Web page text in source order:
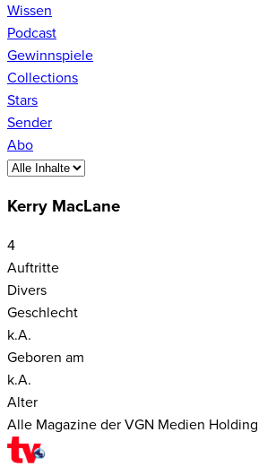
Wissen
Podcast
Gewinnspiele
Collections
Stars
Sender
Abo
Kerry MacLane
4
Auftritte
Divers
Geschlecht
k.A.
Geboren am
k.A.
Alter
Alle Magazine der VGN Medien Holding